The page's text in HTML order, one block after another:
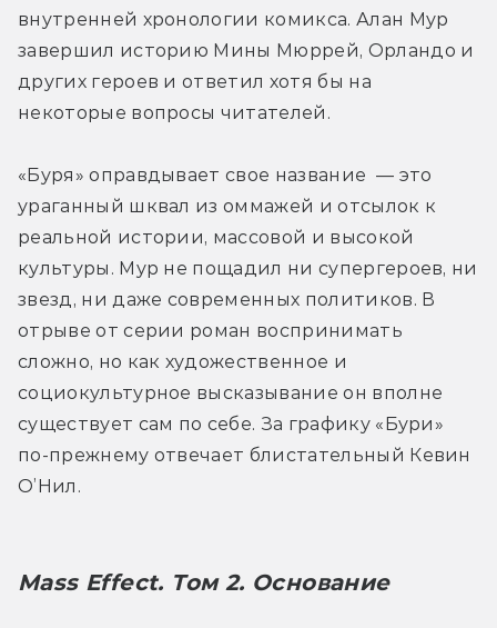
внутренней хронологии комикса. Алан Мур
завершил историю Мины Мюррей, Орландо и
других героев и ответил хотя бы на
некоторые вопросы читателей.
«Буря» оправдывает свое название  — это
ураганный шквал из оммажей и отсылок к
реальной истории, массовой и высокой
культуры. Мур не пощадил ни супергероев, ни
звезд, ни даже современных политиков. В
отрыве от серии роман воспринимать
сложно, но как художественное и
социокультурное высказывание он вполне
существует сам по себе. За графику «Бури»
по-прежнему отвечает блистательный Кевин
О’Нил.
Mass Effect. Том 2. Основание